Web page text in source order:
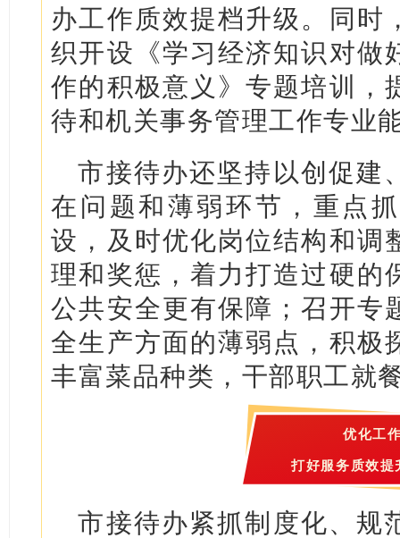
办工作质效提档升级。同时
织开设《学习经济知识对做
作的积极意义》专题培训，
待和机关事务管理工作专业
市接待办还坚持以创促建
在问题和薄弱环节，重点
设，及时优化岗位结构和调
理和奖惩，着力打造过硬的
公共安全更有保障；召开专
全生产方面的薄弱点，积极
丰富菜品种类，干部职工就
优化工
打好服务质效提
市接待办紧抓制度化、规